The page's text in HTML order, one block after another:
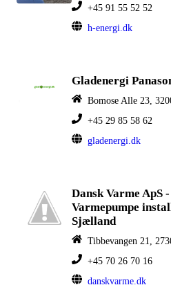
+45 91 55 52 52
h-energi.dk
Gladenergi
Bomose Alle 23,
+45 29 85 58 62
gladenergi.dk
Dansk Varme ApS
Varmepumpe
Sjælland
Tibbevangen 21,
+45 70 26 70 16
danskvarme.dk